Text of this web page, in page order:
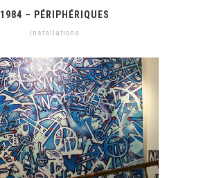
1984 – PÉRIPHÉRIQUES
Installations